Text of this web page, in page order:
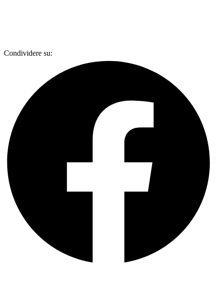
Condividere su: